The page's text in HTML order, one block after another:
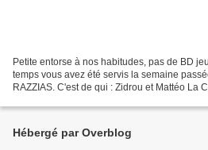
Petite entorse à nos habitudes, pas de BD
temps vous avez été servis la semaine
RAZZIAS. C'est de qui : Zidrou et Mattéo La
Hébergé par Overblog